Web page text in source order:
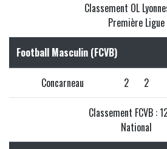
Classement OL
Première Ligue
Football Masculin (FCVB)
Concarneau 2 2
Classement FCVB :
National